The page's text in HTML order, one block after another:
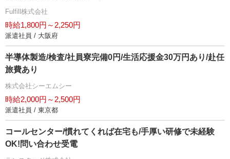
Fulfill株式会社
時給1,800円～2,250円
派遣社員 / 大阪府
半導体製造/検査/社員寮完備0円/生活応援金30万円あり/赴任
旅費あり
株式会社シーエムシー
時給2,000円～2,500円
派遣社員 / 東京都
コールセンター/慣れてくれば在宅も/手厚い研修で未経験
OK!問い合わせ受電